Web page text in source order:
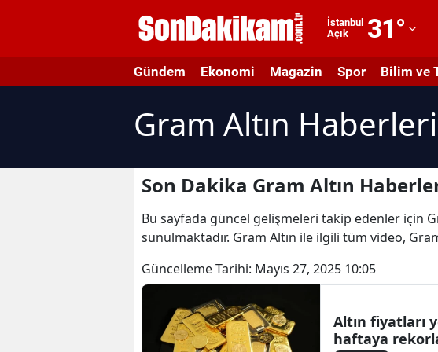
İstanbul
Açık
31°
Adıyaman
Afyonkarahisar
Amasya
Antalya
Artvin
Balıkesir
Gündem Ekonomi Magazin Spor Bilim ve
Gram Altın Haberleri
Son Dakika Gram Altın
Bu sayfada güncel gelişmeleri takip edenler için
sunulmaktadır. Gram Altın ile ilgili tüm video,
Güncelleme Tarihi: Mayıs 27, 2025 10:05
Altın fiyatları
haftaya